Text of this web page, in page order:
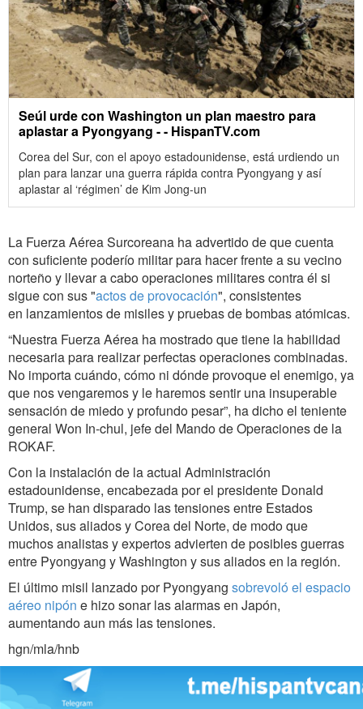
Seúl urde con Washington un plan maestro para
aplastar a Pyongyang - - HispanTV.com
Corea del Sur, con el apoyo estadounidense, está urdiendo un
plan para lanzar una guerra rápida contra Pyongyang y así
aplastar al ‘régimen’ de Kim Jong-un
La Fuerza Aérea Surcoreana ha advertido de que cuenta
con suficiente poderío militar para hacer frente a su vecino
norteño y llevar a cabo operaciones militares contra él si
sigue con sus "actos de provocación", consistentes
en lanzamientos de misiles y pruebas de bombas atómicas.
“Nuestra Fuerza Aérea ha mostrado que tiene la habilidad
necesaria para realizar perfectas operaciones combinadas.
No importa cuándo, cómo ni dónde provoque el enemigo, ya
que nos vengaremos y le haremos sentir una insuperable
sensación de miedo y profundo pesar”, ha dicho el teniente
general Won In-chul, jefe del Mando de Operaciones de la
ROKAF.
Con la instalación de la actual Administración
estadounidense, encabezada por el presidente Donald
Trump, se han disparado las tensiones entre Estados
Unidos, sus aliados y Corea del Norte, de modo que
muchos analistas y expertos advierten de posibles guerras
entre Pyongyang y Washington y sus aliados en la región.
El último misil lanzado por Pyongyang sobrevoló el espacio
aéreo nipón e hizo sonar las alarmas en Japón,
aumentando aun más las tensiones.
hgn/mla/hnb